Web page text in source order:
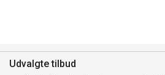
Udvalgte tilbud